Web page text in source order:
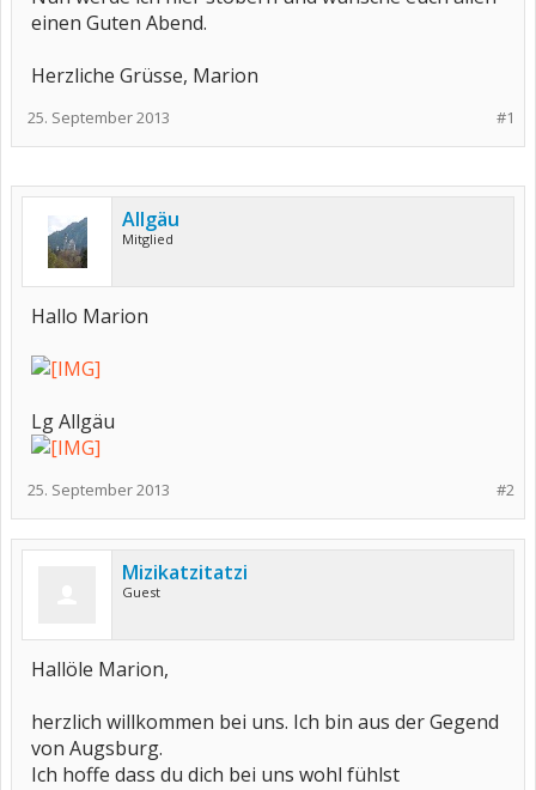
einen Guten Abend.
Herzliche Grüsse, Marion
#1
25. September 2013
Allgäu
Mitglied
Hallo Marion
Lg Allgäu
#2
25. September 2013
Mizikatzitatzi
Guest
Hallöle Marion,
herzlich willkommen bei uns. Ich bin aus der Gegend
von Augsburg.
Ich hoffe dass du dich bei uns wohl fühlst